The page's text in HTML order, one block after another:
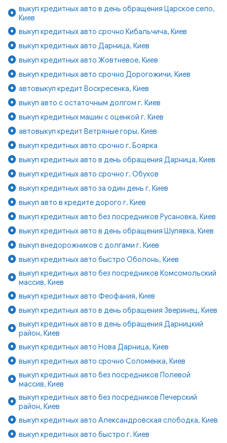
выкуп кредитных авто в день обращения Царское село,
Киев
выкуп кредитных авто срочно Кибальчича, Киев
выкуп кредитных авто Дарница, Киев
выкуп кредитных авто Жовтневое, Киев
выкуп кредитных авто срочно Дорогожичи, Киев
автовыкуп кредит Воскресенка, Киев
выкуп авто с остаточным долгом г. Киев
выкуп кредитных машин с оценкой г. Киев
автовыкуп кредит Ветряные горы, Киев
выкуп кредитных авто срочно г. Боярка
выкуп кредитных авто в день обращения Дарница, Киев
выкуп кредитных авто срочно г. Обухов
выкуп кредитных авто за один день г. Киев
выкуп авто в кредите дорого г. Киев
выкуп кредитных авто без посредников Русановка, Киев
выкуп кредитных авто в день обращения Шулявка, Киев
выкуп внедорожников с долгами г. Киев
выкуп кредитных авто быстро Оболонь, Киев
выкуп кредитных авто без посредников Комсомольский
массив, Киев
выкуп кредитных авто Феофания, Киев
выкуп кредитных авто в день обращения Зверинец, Киев
выкуп кредитных авто в день обращения Дарницкий
район, Киев
выкуп кредитных авто Нова Дарница, Киев
выкуп кредитных авто срочно Соломенка, Киев
выкуп кредитных авто без посредников Полевой
массив, Киев
выкуп кредитных авто без посредников Печерский
район, Киев
выкуп кредитных авто Александровская слободка, Киев
выкуп кредитных авто быстро г. Киев